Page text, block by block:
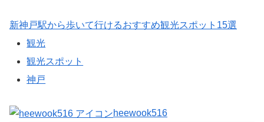
新神戸駅から歩いて行けるおすすめ観光スポット15選
観光
観光スポット
神戸
heewook516